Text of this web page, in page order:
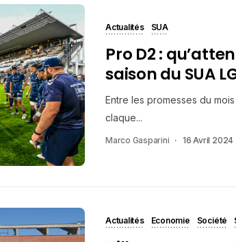
Actualités SUA
Pro D2 :
saison du SUA
Entre les promesses du
claque...
Marco Gasparini 16 Avril 2024
Actualités Economie Société